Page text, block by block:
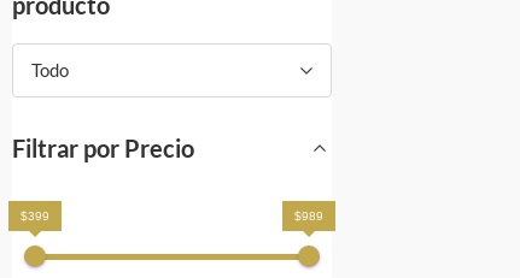
Todo
Filtrar por Precio
$399 $989